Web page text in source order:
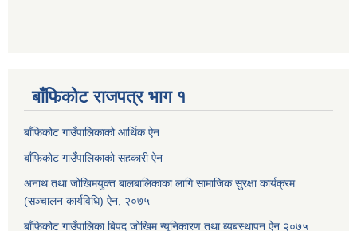
बाँफिकोट राजपत्र भाग १
बाँफिकोट गाउँपालिकाको आर्थिक ऐन
बाँफिकोट गाउँपालिकाको सहकारी ऐन
अनाथ तथा जोखिमयुक्त बालबालिकाका लागि सामाजिक सुरक्षा कार्यक्रम
(सञ्चालन कार्यविधि) ऐन, २०७५
बाँफिकोट गाउँपालिका बिपद जोखिम न्यूनिकारण तथा ब्यबस्थापन ऐन २०७५